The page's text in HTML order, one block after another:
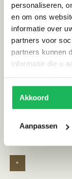
personaliseren,
en om ons
informatie over
partners voor
partners kunnen
informatie die u
Akkoord
Aanpassen
Land van herkomst
Stijl
Alternatieve
^